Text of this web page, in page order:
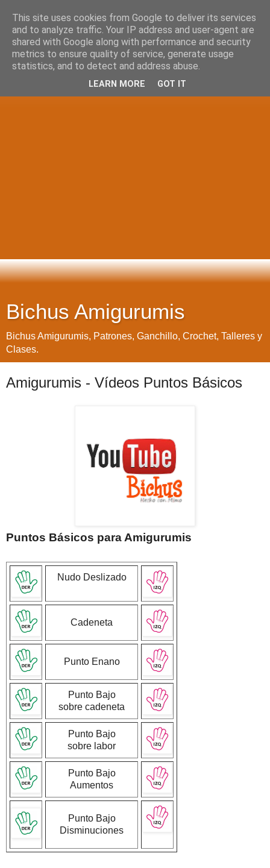
Bichus Amigurumis
Bichus Amigurumis, Patrones, Ganchillo, Crochet, Talleres y
Clases.
Amigurumis - Vídeos Puntos Básicos
Puntos Básicos para Amigurumis
Nudo Deslizado
Cadeneta
Punto Enano
Punto Bajo
sobre cadeneta
Punto Bajo
sobre labor
Punto Bajo
Aumentos
Punto Bajo
Disminuciones
This site uses cookies from Google to deliver its services
and to analyze traffic. Your IP address and user-agent are
shared with Google along with performance and security
metrics to ensure quality of service, generate usage
statistics, and to detect and address abuse.
LEARN MORE GOT IT